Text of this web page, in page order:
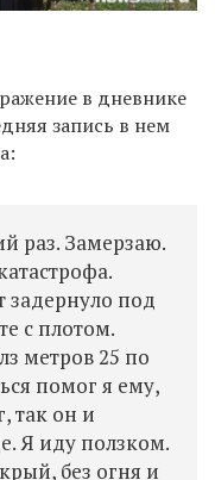
в дневнике
запись в нем
раз. Замерзаю.
задернуло под
с плотом.
метров 25 по
помог я ему,
так он и
Я иду ползком.
без огня и